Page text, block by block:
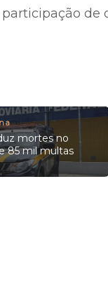
de
mortes no
85 mil multas